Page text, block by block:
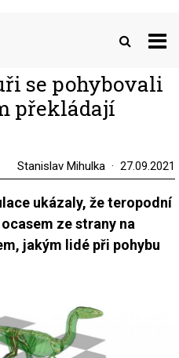
se pohybovali
překládají
Stanislav Mihulka 27.09.2021
ukázaly, že teropodní
ze strany na
jakým lidé při pohybu